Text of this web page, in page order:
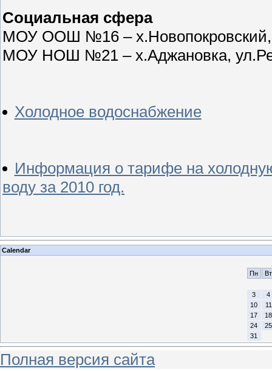
Социальная сфера
МОУ ООШ №16 – х.Новопокровский,
МОУ НОШ №21 – х.Аджановка,
Холодное водоснабжение
Информация о тарифе на
воду за 2010 год.
Calendar
Пн
Вт
3
4
10
11
17
18
24
25
31
Полная версия сайта